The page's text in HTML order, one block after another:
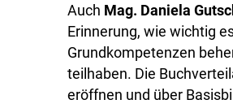
Auch Mag. Daniela
Erinnerung, wie wichtig
Grundkompetenzen
teilhaben. Die
eröffnen und über